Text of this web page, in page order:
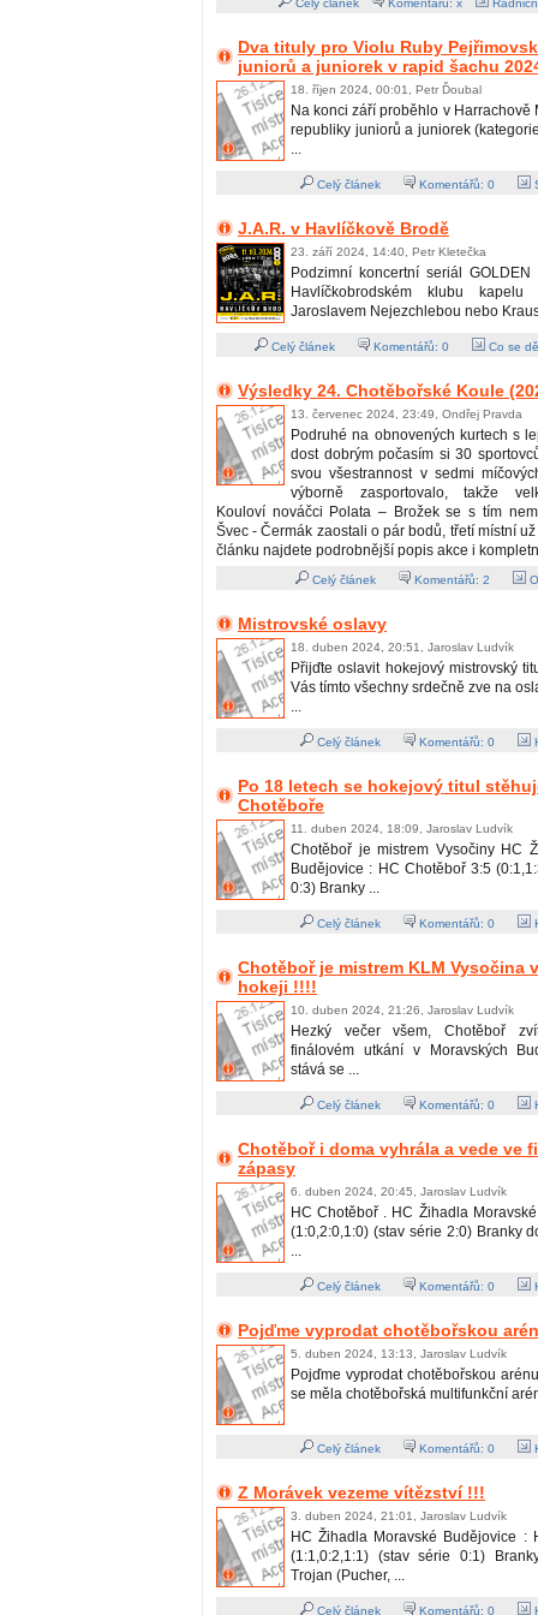
Celý článek Komentářů: x
Dva tituly pro Violu Ruby
juniorů a juniorek v rapid šachu
18. říjen 2024, 00:01, Petr Ďoubal
Na konci září proběhlo v Harrachově
republiky juniorů a juniorek
...
Celý článek Komentářů: 0
J.A.R. v Havlíčkově Brodě
23. září 2024, 14:40, Petr Kletečka
Podzimní koncertní seriál
Havlíčkobrodském klubu
Jaroslavem Nejezchlebou nebo
Celý článek Komentářů: 0 Co se
Výsledky 24. Chotěbořské Koule
13. červenec 2024, 23:49, Ondřej Pravda
Podruhé na obnovených kurtech s
dost dobrým počasím si 30
svou všestrannost v sedmi
výborně zasportovalo, takže
Kouloví nováčci Polata – Brožek se s tím
Švec - Čermák zaostali o pár bodů, třetí místní
článku najdete podrobnější popis akce i
Celý článek Komentářů: 2
Mistrovské oslavy
18. duben 2024, 20:51, Jaroslav Ludvík
Přijďte oslavit hokejový mistrovský
Vás tímto všechny srdečně zve na
...
Celý článek Komentářů: 0
Po 18 letech se hokejový titul
Chotěboře
11. duben 2024, 18:09, Jaroslav Ludvík
Chotěboř je mistrem Vysočiny HC
Budějovice : HC Chotěboř 3:5
0:3) Branky ...
Celý článek Komentářů: 0
Chotěboř je mistrem KLM Vysočina
hokeji !!!!
10. duben 2024, 21:26, Jaroslav Ludvík
Hezký večer všem, Chotěboř
finálovém utkání v Moravských
stává se ...
Celý článek Komentářů: 0
Chotěboř i doma vyhrála a vede ve
zápasy
6. duben 2024, 20:45, Jaroslav Ludvík
HC Chotěboř . HC Žihadla
(1:0,2:0,1:0) (stav série 2:0) Branky
...
Celý článek Komentářů: 0
Pojďme vyprodat chotěbořskou
5. duben 2024, 13:13, Jaroslav Ludvík
Pojďme vyprodat chotěbořskou
se měla chotěbořská multifunkční
Celý článek Komentářů: 0
Z Morávek vezeme vítězství !!!
3. duben 2024, 21:01, Jaroslav Ludvík
HC Žihadla Moravské Budějovice :
(1:1,0:2,1:1) (stav série 0:1)
Trojan (Pucher, ...
Celý článek Komentářů: 0